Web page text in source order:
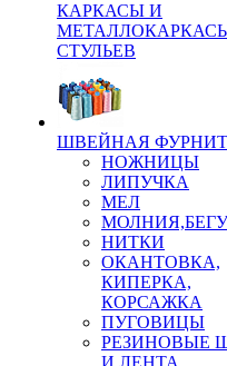
КАРКАСЫ И
СТУЛЬЕВ
ШВЕЙНАЯ
НОЖНИЦЫ
ЛИПУЧКА
МЕЛ
НИТКИ
ОКАНТОВКА,
КИПЕРКА,
КОРСАЖКА
ПУГОВИЦЫ
РЕЗИНОВЫЕ
И ЛЕНТА